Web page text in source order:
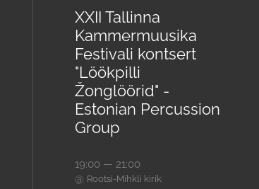
XXII Tallinna
Kammermuusika
Festivali kontsert
"Löökpilli
Žonglöörid" -
Estonian Percussion
Group
19:00 — 21:00
@ Rootsi-Mihkli kirik